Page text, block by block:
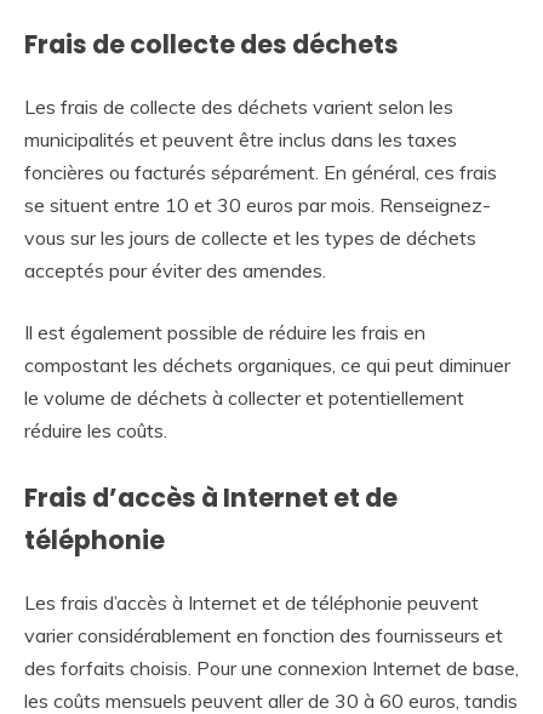
Frais de collecte des déchets
Les frais de collecte des déchets varient selon les
municipalités et peuvent être inclus dans les taxes
foncières ou facturés séparément. En général, ces frais
se situent entre 10 et 30 euros par mois. Renseignez-
vous sur les jours de collecte et les types de déchets
acceptés pour éviter des amendes.
Il est également possible de réduire les frais en
compostant les déchets organiques, ce qui peut diminuer
le volume de déchets à collecter et potentiellement
réduire les coûts.
Frais d’accès à Internet et de
téléphonie
Les frais d’accès à Internet et de téléphonie peuvent
varier considérablement en fonction des fournisseurs et
des forfaits choisis. Pour une connexion Internet de base,
les coûts mensuels peuvent aller de 30 à 60 euros, tandis